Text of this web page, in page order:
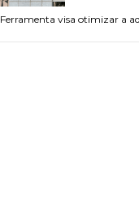
Ferramenta visa otimizar a